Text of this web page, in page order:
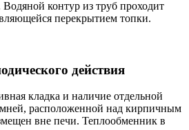
контур из труб проходит
перекрытием топки.
действия
кладка и наличие отдельной
расположенной над кирпичным
вне печи. Теплообменник в